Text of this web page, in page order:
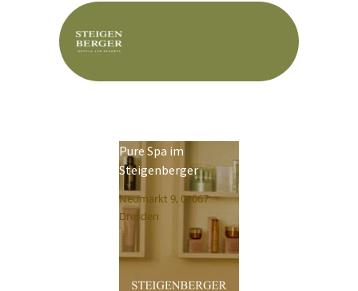
Pure Spa im
Steigenberger
Neumarkt 9, 01067
Dresden